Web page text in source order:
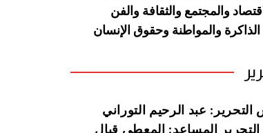
والمجتمع والثقافة والفن
والمواطنة وحقوق الإنسان
التحرير: عبد الرحيم التوراني
التحرير المساعد: المعطي قبال